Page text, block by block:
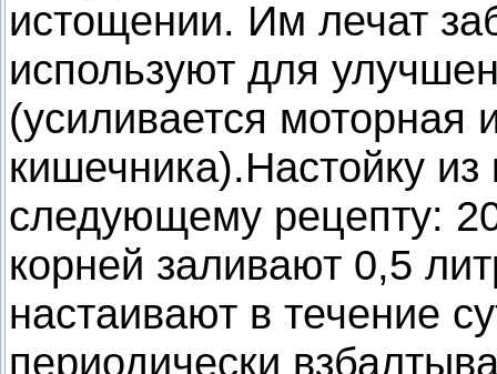
истощении. Им лечат
используют для
(усиливается моторная
кишечника).Настойку
следующему рецепту:
корней заливают 0,5
настаивают в течение
периодически